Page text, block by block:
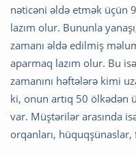
nəticəni əldə etmək üçün
lazım olur. Bununla
zamanı əldə edilmiş
aparmaq lazım olur. Bu
zamanını həftələrə kimi
ki, onun artıq 50 ölkədən
var. Müştərilər arasında
orqanları,